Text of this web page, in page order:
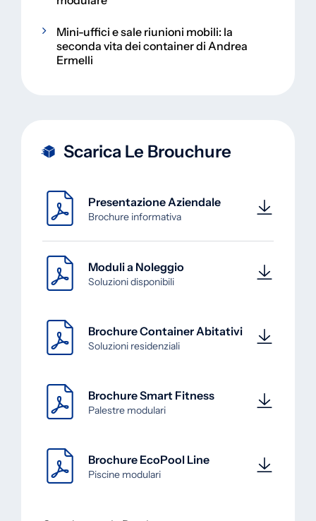
Mini-uffici e sale riunioni mobili: la
seconda vita dei container di Andrea
Ermelli
Scarica Le Brouchure
Presentazione Aziendale
Brochure informativa
Moduli a Noleggio
Soluzioni disponibili
Brochure Container Abitativi
Soluzioni residenziali
Brochure Smart Fitness
Palestre modulari
Brochure EcoPool Line
Piscine modulari